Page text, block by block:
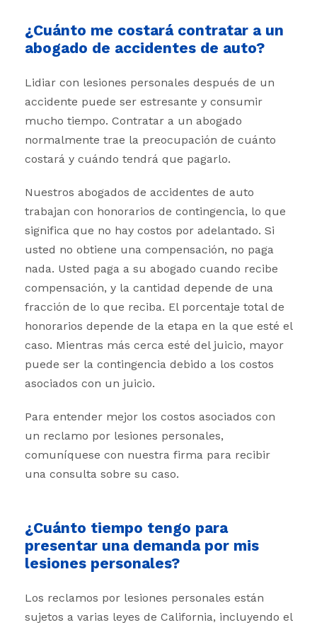
¿Cuánto me costará contratar a un
abogado de accidentes de auto?
Lidiar con lesiones personales después de un
accidente puede ser estresante y consumir
mucho tiempo. Contratar a un abogado
normalmente trae la preocupación de cuánto
costará y cuándo tendrá que pagarlo.
Nuestros abogados de accidentes de auto
trabajan con honorarios de contingencia, lo que
significa que no hay costos por adelantado. Si
usted no obtiene una compensación, no paga
nada. Usted paga a su abogado cuando recibe
compensación, y la cantidad depende de una
fracción de lo que reciba. El porcentaje total de
honorarios depende de la etapa en la que esté el
caso. Mientras más cerca esté del juicio, mayor
puede ser la contingencia debido a los costos
asociados con un juicio.
Para entender mejor los costos asociados con
un reclamo por lesiones personales,
comuníquese con nuestra firma para recibir
una consulta sobre su caso.
¿Cuánto tiempo tengo para
presentar una demanda por mis
lesiones personales?
Los reclamos por lesiones personales están
sujetos a varias leyes de California, incluyendo el